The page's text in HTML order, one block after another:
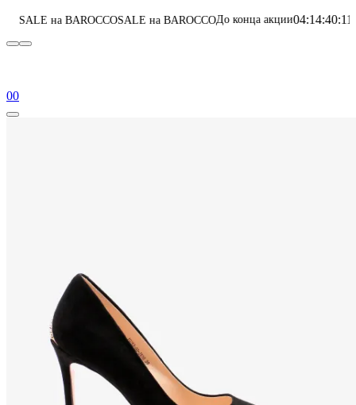
SALE на BAROCCOДо конца акции04: 14:40: 11 Перейти в
00